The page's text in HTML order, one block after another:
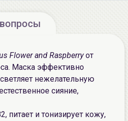
Flower and Raspberryот
Маска эффективно
нежелательную
сияние,
питает и тонизирует кожу,